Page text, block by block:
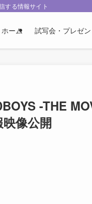
する情報サイト
ホーム 試写会・プレゼ
-THE
像公開